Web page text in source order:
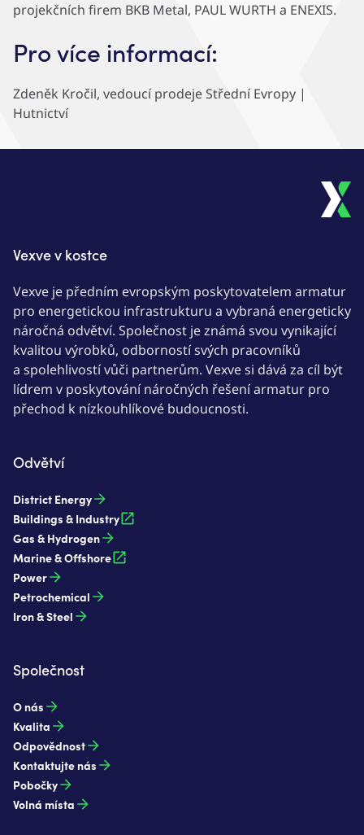
projekčních firem BKB Metal, PAUL WURTH a ENEXIS.
Pro více informací:
Zdeněk Kročil, vedoucí prodeje Střední Evropy |
Hutnictví
Vexve v kostce
Vexve je předním evropským poskytovatelem armatur
pro energetickou infrastrukturu a vybraná energeticky
náročná odvětví. Společnost je známá svou vynikající
kvalitou výrobků, odborností svých pracovníků
a spolehlivostí vůči partnerům. Vexve si dává za cíl být
lídrem v poskytování náročných řešení armatur pro
přechod k nízkouhlíkové budoucnosti.
Odvětví
District Energy
Buildings & Industry
Gas & Hydrogen
Marine & Offshore
Power
Petrochemical
Iron & Steel
Společnost
O nás
Kvalita
Odpovědnost
Kontaktujte nás
Pobočky
Volná místa